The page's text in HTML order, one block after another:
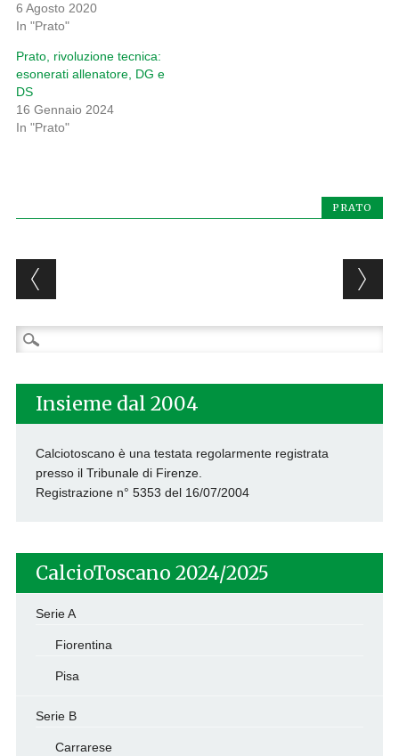
6 Agosto 2020
In "Prato"
Prato, rivoluzione tecnica:
esonerati allenatore, DG e
DS
16 Gennaio 2024
In "Prato"
PRATO
Post navigation
Ricerca
per:
Insieme dal 2004
Calciotoscano è una testata regolarmente registrata
presso il Tribunale di Firenze.
Registrazione n° 5353 del 16/07/2004
CalcioToscano 2024/2025
Serie A
Fiorentina
Pisa
Serie B
Carrarese